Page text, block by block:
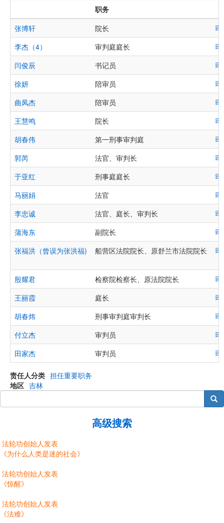
职务
张博轩
院长
司
李杰（4）
审判庭庭长
司
闫俊辰
书记员
司
徐妍
陪审员
司
曲凤杰
陪审员
司
王慧鸣
院长
司
胡春伟
第一刑事审判庭
司
郭芮
法官、审判长
司
于亚红
刑事庭庭长
司
马丽娟
法官
司
李忠诚
法官、庭长、审判长
司
蒲海东
副院长
司
张福洪（曾误为张洪福)
船营区法院院长、原舒兰市法院院长 司
殷耀君 检察院检察长、原法院院长
司
王丽霞
庭长
司
胡春炜
刑事审判庭审判长
司
付立杰
审判员
司
田家杰
审判员 司
责任人分类 担任重要职务
地区 吉林
搜索
高级搜索
法轮功创始人发表
《为什么人类是迷的社会》
法轮功创始人发表
《惊醒》
法轮功创始人发表
《法难》